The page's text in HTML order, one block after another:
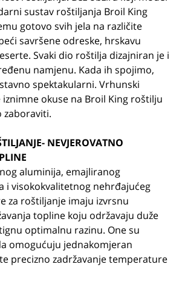
sustav roštiljanja Broil King
gotovo svih jela na različite
savršene odreske, hrskavu
Svaki dio roštilja dizajniran je i
namjenu. Kada ih spojimo,
spektakularni. Vrhunski
okuse na Broil King roštilju
zaboraviti.
NEVJEROVATNO
aluminija, emajliranog
i visokokvalitetnog nehrđajućeg
za roštiljanje imaju izvrsnu
topline koju održavaju duže
optimalnu razinu. One su
omogućuju jednakomjeran
precizno zadržavanje temperature